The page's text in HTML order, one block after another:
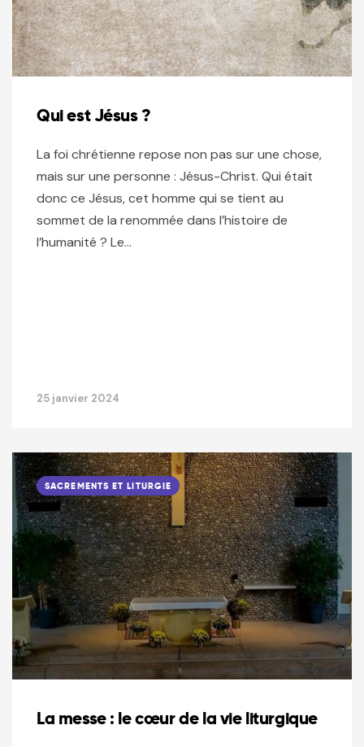
Qui est Jésus ?
La foi chrétienne repose non pas sur une chose,
mais sur une personne : Jésus-Christ. Qui était
donc ce Jésus, cet homme qui se tient au
sommet de la renommée dans l’histoire de
l’humanité ? Le…
25 janvier 2024
SACREMENTS ET LITURGIE
La messe : le cœur de la vie liturgique